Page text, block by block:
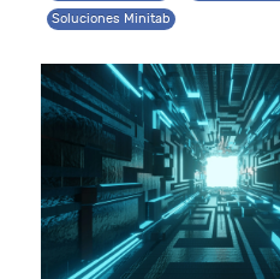
Soluciones Minitab